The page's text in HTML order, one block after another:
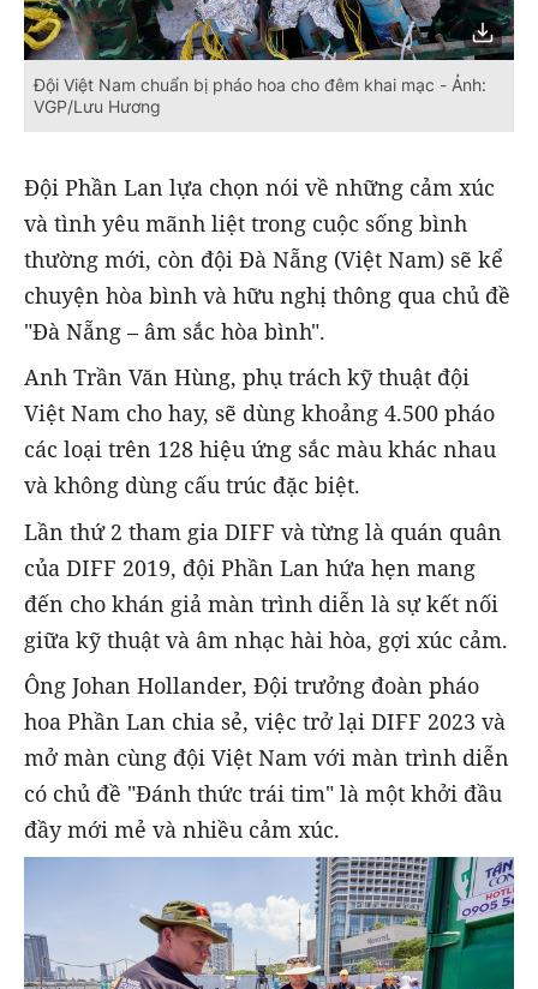
Đội Việt Nam chuẩn bị pháo hoa cho đêm khai mạc - Ảnh:
VGP/Lưu Hương
Đội Phần Lan lựa chọn nói về những cảm xúc
và tình yêu mãnh liệt trong cuộc sống bình
thường mới, còn đội Đà Nẵng (Việt Nam) sẽ kể
chuyện hòa bình và hữu nghị thông qua chủ đề
"Đà Nẵng – âm sắc hòa bình".
Anh Trần Văn Hùng, phụ trách kỹ thuật đội
Việt Nam cho hay, sẽ dùng khoảng 4.500 pháo
các loại trên 128 hiệu ứng sắc màu khác nhau
và không dùng cấu trúc đặc biệt.
Lần thứ 2 tham gia DIFF và từng là quán quân
của DIFF 2019, đội Phần Lan hứa hẹn mang
đến cho khán giả màn trình diễn là sự kết nối
giữa kỹ thuật và âm nhạc hài hòa, gợi xúc cảm.
Ông Johan Hollander, Đội trưởng đoàn pháo
hoa Phần Lan chia sẻ, việc trở lại DIFF 2023 và
mở màn cùng đội Việt Nam với màn trình diễn
có chủ đề "Đánh thức trái tim" là một khởi đầu
đầy mới mẻ và nhiều cảm xúc.